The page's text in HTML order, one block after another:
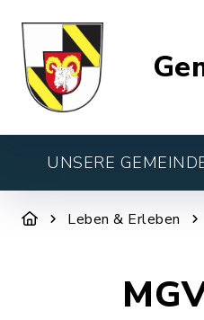
UNSERE
Leben & Erleben